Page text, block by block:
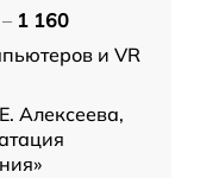
1 160
и VR
Алексеева,